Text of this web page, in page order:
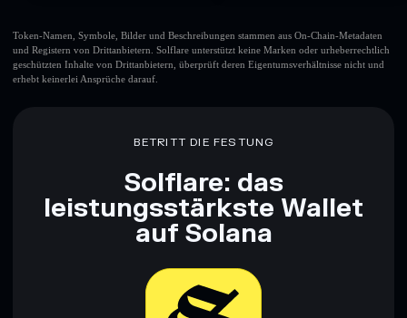
Token-Namen, Symbole, Bilder und Beschreibungen stammen aus On-Chain-Metadaten
und Registern von Drittanbietern. Solflare unterstützt keine Marken oder urheberrechtlich
geschützten Inhalte von Drittanbietern, überprüft deren Eigentumsverhältnisse nicht und
erhebt keinerlei Ansprüche darauf.
BETRITT DIE FESTUNG
Solflare: das
leistungsstärkste Wallet
auf Solana